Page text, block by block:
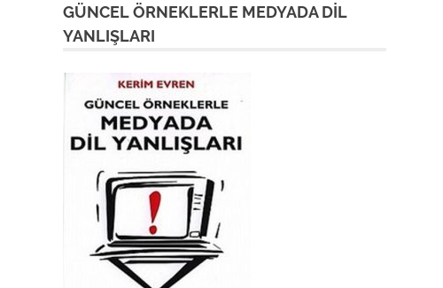
GÜNCEL ÖRNEKLERLE MEDYADA DİL
YANLIŞLARI